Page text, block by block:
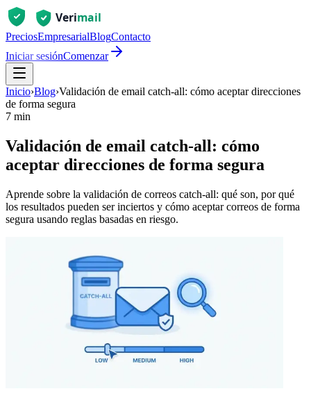
PreciosEmpresarialBlogContacto
Iniciar sesiónComenzar
Inicio›Blog›Validación de email catch-all: cómo aceptar direcciones
de forma segura
7 min
Validación de email catch-all: cómo
aceptar direcciones de forma segura
Aprende sobre la validación de correos catch-all: qué son, por qué
los resultados pueden ser inciertos y cómo aceptar correos de forma
segura usando reglas basadas en riesgo.